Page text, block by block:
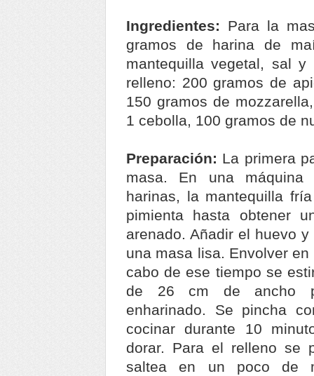
Ingredientes: Para la
gramos de harina de
mantequilla vegetal, sal y
relleno: 200 gramos de
150 gramos de
1 cebolla, 100 gramos de
Preparación: La primera
masa. En una máquina
harinas, la mantequilla
pimienta hasta obtener
arenado. Añadir el huevo
una masa lisa. Envolver
cabo de ese tiempo se
de 26 cm de ancho
enharinado. Se pincha
cocinar durante 10
dorar. Para el relleno se
saltea en un poco de